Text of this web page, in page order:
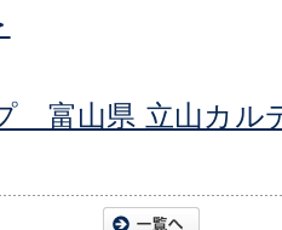
富山県 立山カル